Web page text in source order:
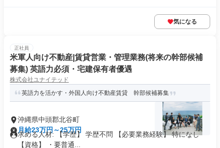
気になる
正社員
米軍人向け不動産|賃貸営業・管理業務(将来の幹部候補
募集) 英語力必須・宅建保有者優遇
株式会社ユナイテッド
英語力を活かす・外国人向け不動産賃貸 幹部候補募集
沖縄県中頭郡北谷町
月給23万円～25万円
求める人材: 【学歴】 学歴不問 【必要業務経験】 特になし
【資格】 ・要普通...